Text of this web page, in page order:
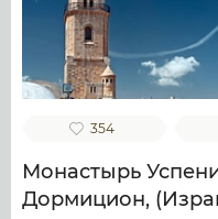
354
Монастырь
Дормицион,